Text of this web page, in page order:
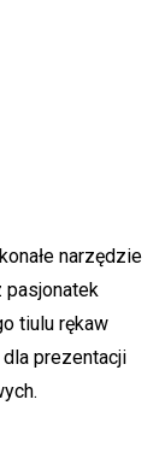
narzędzie
pasjonatek
tiulu rękaw
prezentacji